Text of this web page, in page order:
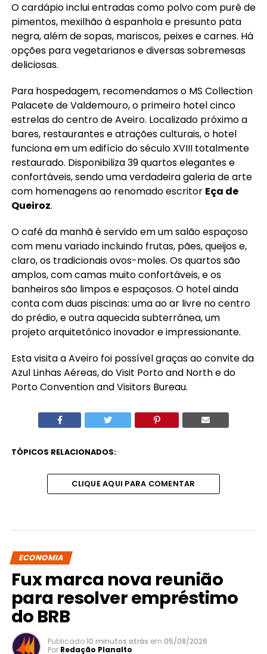
O cardápio inclui entradas como polvo com purê de
pimentos, mexilhão à espanhola e presunto pata
negra, além de sopas, mariscos, peixes e carnes. Há
opções para vegetarianos e diversas sobremesas
deliciosas.
Para hospedagem, recomendamos o MS Collection
Palacete de Valdemouro, o primeiro hotel cinco
estrelas do centro de Aveiro. Localizado próximo a
bares, restaurantes e atrações culturais, o hotel
funciona em um edifício do século XVIII totalmente
restaurado. Disponibiliza 39 quartos elegantes e
confortáveis, sendo uma verdadeira galeria de arte
com homenagens ao renomado escritor Eça de
Queiroz.
O café da manhã é servido em um salão espaçoso
com menu variado incluindo frutas, pães, queijos e,
claro, os tradicionais ovos-moles. Os quartos são
amplos, com camas muito confortáveis, e os
banheiros são limpos e espaçosos. O hotel ainda
conta com duas piscinas: uma ao ar livre no centro
do prédio, e outra aquecida subterrânea, um
projeto arquitetônico inovador e impressionante.
Esta visita a Aveiro foi possível graças ao convite da
Azul Linhas Aéreas, do Visit Porto and North e do
Porto Convention and Visitors Bureau.
TÓPICOS RELACIONADOS:
CLIQUE AQUI PARA COMENTAR
ECONOMIA
Fux marca nova reunião
para resolver empréstimo
do BRB
Publicado10 minutos atrás em 05/08/2026
Por Redação Planalto